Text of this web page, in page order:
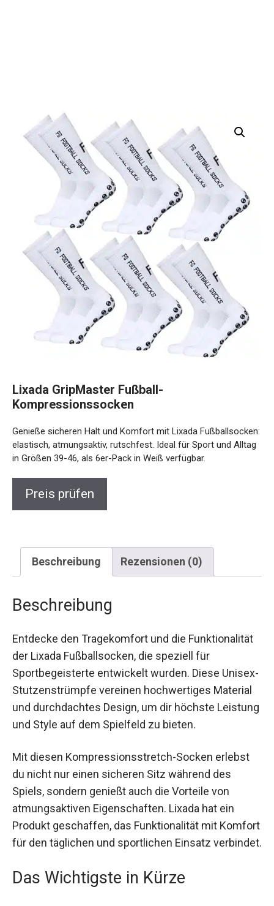
Kompressionssocken
Fußballsocken: elastisch, atmungsaktiv, rutschfest. Ideal für
Sport und Alltag in Größen 39-46, als 6er-Pack in Weiß
verfügbar.
Preis prüfen
Beschreibung Rezensionen (0)
Beschreibung
Entdecke den Tragekomfort und die
Funktionalität der Lixada Fußballsocken, die
speziell für Sportbegeisterte entwickelt wurden.
Diese Unisex-Stutzenstrümpfe vereinen
hochwertiges Material und durchdachtes Design,
um dir höchste Leistung und Style auf dem
Mit diesen Kompressionsstretch-Socken erlebst
du nicht nur einen sicheren Sitz während des
Spiels, sondern genießt auch die Vorteile von
atmungsaktiven Eigenschaften. Lixada hat ein
Produkt geschaffen, das Funktionalität mit
Einsatz verbindet.